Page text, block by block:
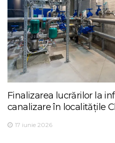
Finalizarea lucrărilor la
canalizare în localitățile
17 iunie 2026